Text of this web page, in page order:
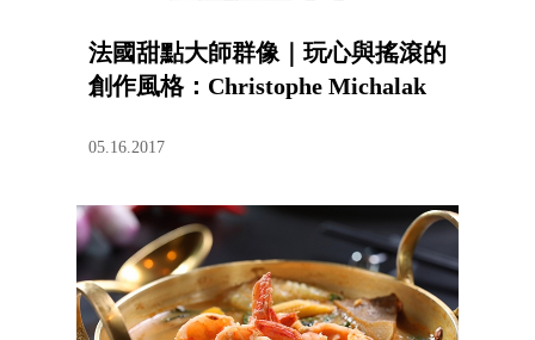
法國甜點大師群像｜玩心與搖滾的
創作風格：Christophe Michalak
05.16.2017